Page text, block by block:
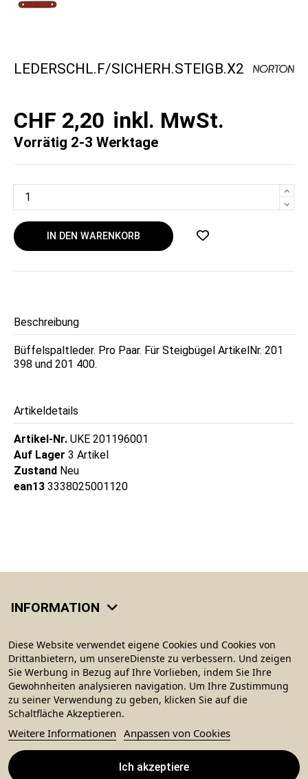
LEDERSCHL.F/SICHERH.STEIGB.X2
CHF 2,20 inkl. MwSt.
Vorrätig 2-3 Werktage
IN DEN WARENKORB
Beschreibung
Büffelspaltleder. Pro Paar. Für Steigbügel ArtikelNr. 201
398 und 201 400.
Artikeldetails
Artikel-Nr. UKE 201196001
Auf Lager 3 Artikel
Zustand Neu
ean13 3338025001120
INFORMATION
KATEGORIEN
MEIN KONTO
CONTACT US
Diese Website verwendet eigene Cookies und Cookies von
Drittanbietern, um unsereDienste zu verbessern. Und zeigen
Sie Werbung in Bezug auf Ihre Vorlieben, indem Sie Ihre
Gewohnheiten analysieren navigation. Um Ihre Zustimmung
zu seiner Verwendung zu geben, klicken Sie auf die
Schaltfläche Akzeptieren.
Weitere Informationen Anpassen von Cookies
Ich akzeptiere